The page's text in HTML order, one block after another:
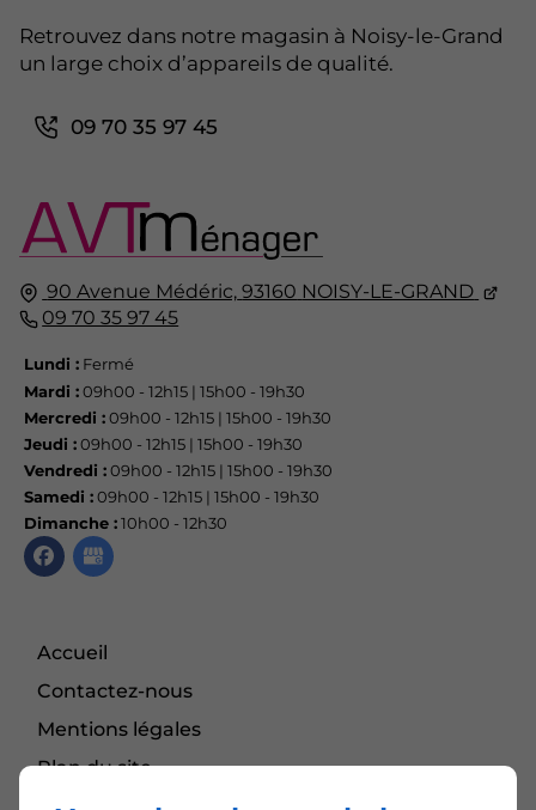
90 Avenue Médéric, 93160 NOISY-LE-GRAND
09 70 35 97 45
Lundi : Fermé
Mardi :09h00 - 12h15 | 15h00 - 19h30
Mercredi :09h00 - 12h15 | 15h00 - 19h30
Jeudi :09h00 - 12h15 | 15h00 - 19h30
Vendredi :09h00 - 12h15 | 15h00 - 19h30
Samedi :09h00 - 12h15 | 15h00 - 19h30
Dimanche :10h00 - 12h30
Accueil
Contactez-nous
Mentions légales
Plan du site
Retrouvez dans notre magasin à Noisy-le-Grand
un large choix d’appareils de qualité.
09 70 35 97 45